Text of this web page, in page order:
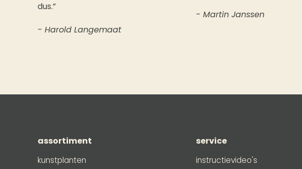
dus.”
- Harold Langemaat
- Martin Janssen
assortiment
kunstplanten
service
instructievideo's